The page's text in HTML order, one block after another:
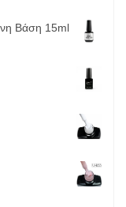
Βάση 15ml